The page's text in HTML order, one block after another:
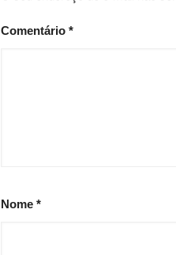
Comentário *
Nome *